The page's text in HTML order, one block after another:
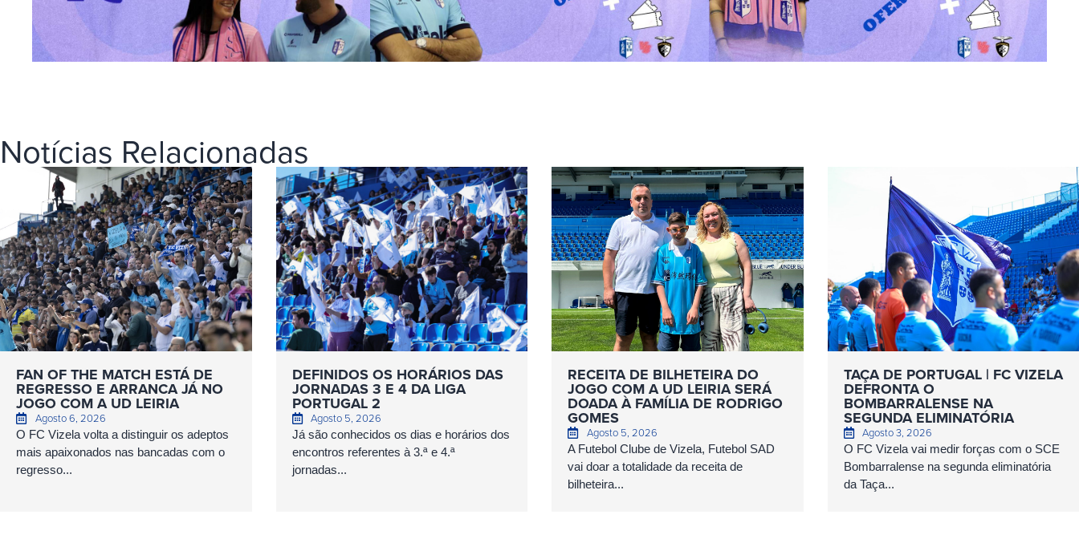
Notícias Relacionadas
FAN OF THE MATCH ESTÁ DE
REGRESSO E ARRANCA JÁ NO
JOGO COM A UD LEIRIA
Agosto 6, 2026
O FC Vizela volta a distinguir os adeptos
mais apaixonados nas bancadas com o
regresso...
DEFINIDOS OS HORÁRIOS DAS
JORNADAS 3 E 4 DA LIGA
PORTUGAL 2
Agosto 5, 2026
Já são conhecidos os dias e horários dos
encontros referentes à 3.ª e 4.ª
jornadas...
RECEITA DE BILHETEIRA DO
JOGO COM A UD LEIRIA SERÁ
DOADA À FAMÍLIA DE RODRIGO
GOMES
Agosto 5, 2026
A Futebol Clube de Vizela, Futebol SAD
vai doar a totalidade da receita de
bilheteira...
TAÇA DE PORTUGAL | FC VIZELA
DEFRONTA O
BOMBARRALENSE NA
SEGUNDA ELIMINATÓRIA
Agosto 3, 2026
O FC Vizela vai medir forças com o SCE
Bombarralense na segunda eliminatória
da Taça...